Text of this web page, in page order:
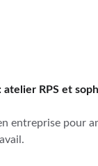
entreprise pour
atelier RPS et